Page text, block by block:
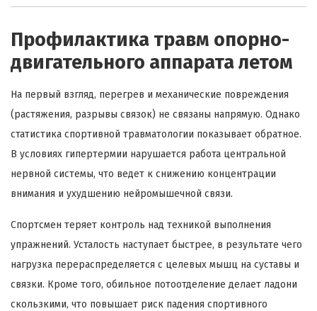
Профилактика травм опорно-
двигательного аппарата летом
На первый взгляд, перегрев и механические повреждения
(растяжения, разрывы связок) не связаны напрямую. Однако
статистика спортивной травматологии показывает обратное.
В условиях гипертермии нарушается работа центральной
нервной системы, что ведет к снижению концентрации
внимания и ухудшению нейромышечной связи.
Спортсмен теряет контроль над техникой выполнения
упражнений. Усталость наступает быстрее, в результате чего
нагрузка перераспределяется с целевых мышц на суставы и
связки. Кроме того, обильное потоотделение делает ладони
скользкими, что повышает риск падения спортивного